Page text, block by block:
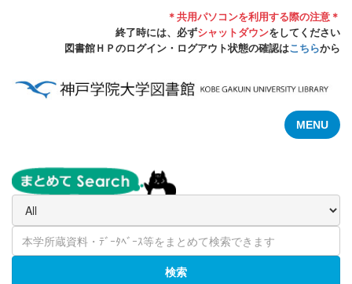
＊共用パソコンを利用する際の注意＊
終了時には、必ずシャットダウンをしてください
図書館ＨＰのログイン・ログアウト状態の確認はこちらから
MENU
検索